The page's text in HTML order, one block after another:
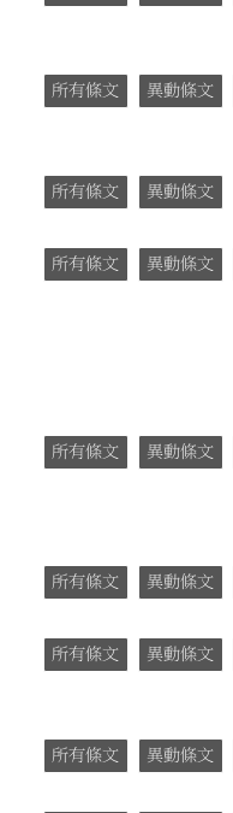
所有條文 異動條文
所有條文 異動條文
所有條文 異動條文
所有條文 異動條文
所有條文 異動條文
所有條文 異動條文
所有條文 異動條文